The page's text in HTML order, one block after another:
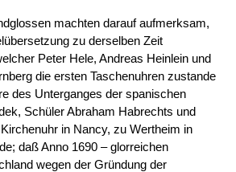
machten darauf aufmerksam,
zu derselben Zeit
Peter Hele, Andreas Heinlein und
die ersten Taschenuhren zustande
des Unterganges der spanischen
Schüler Abraham Habrechts und
in Nancy, zu Wertheim in
daß Anno 1690 – glorreichen
wegen der Gründung der